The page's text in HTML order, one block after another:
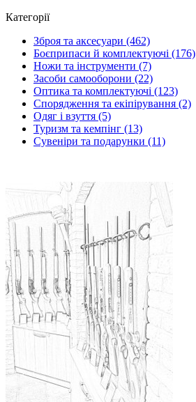
Категорії
Зброя та аксесуари (462)
Боєприпаси й комплектуючі (176)
Ножи та інструменти (7)
Засоби самооборони (22)
Оптика та комплектуючі (123)
Спорядження та екіпірування (2)
Одяг і взуття (5)
Туризм та кемпінг (13)
Сувеніри та подарунки (11)